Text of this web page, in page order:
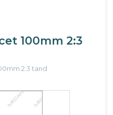
100mm 2:3
2:3 tand